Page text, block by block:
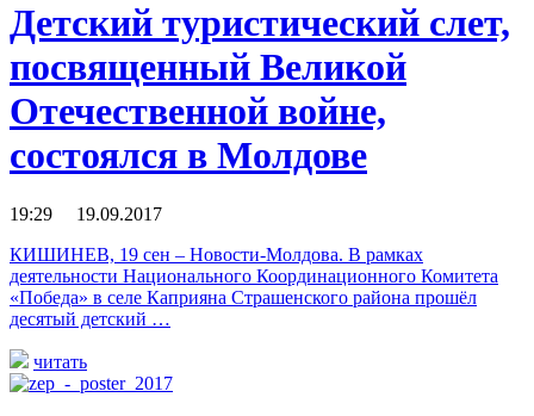
Детский туристический слет,
посвященный Великой
Отечественной войне,
состоялся в Молдове
19:29 19.09.2017
КИШИНЕВ, 19 сен – Новости-Молдова. В рамках
деятельности Национального Координационного Комитета
«Победа» в селе Каприяна Страшенского района прошёл
десятый детский …
читать